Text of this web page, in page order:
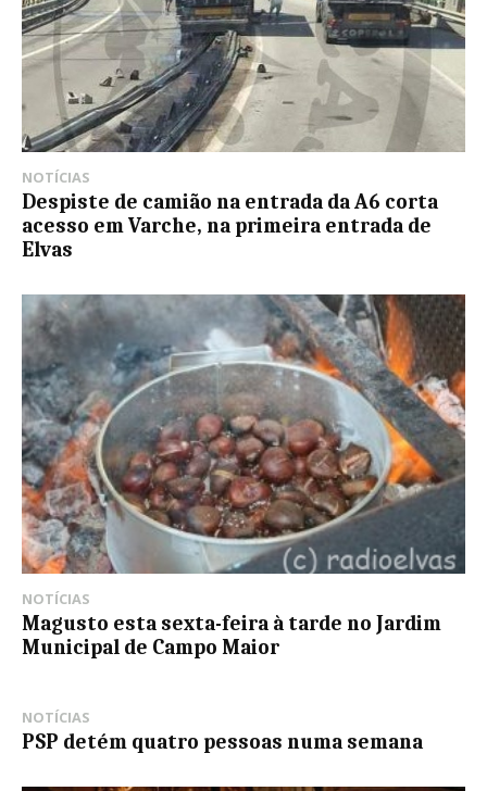
NOTÍCIAS
Despiste de camião na entrada da A6 corta
acesso em Varche, na primeira entrada de
Elvas
NOTÍCIAS
Magusto esta sexta-feira à tarde no Jardim
Municipal de Campo Maior
NOTÍCIAS
PSP detém quatro pessoas numa semana